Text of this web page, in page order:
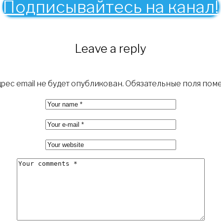
Подписывайтесь на канал!
Leave a reply
email не будет опубликован. Обязательные поля